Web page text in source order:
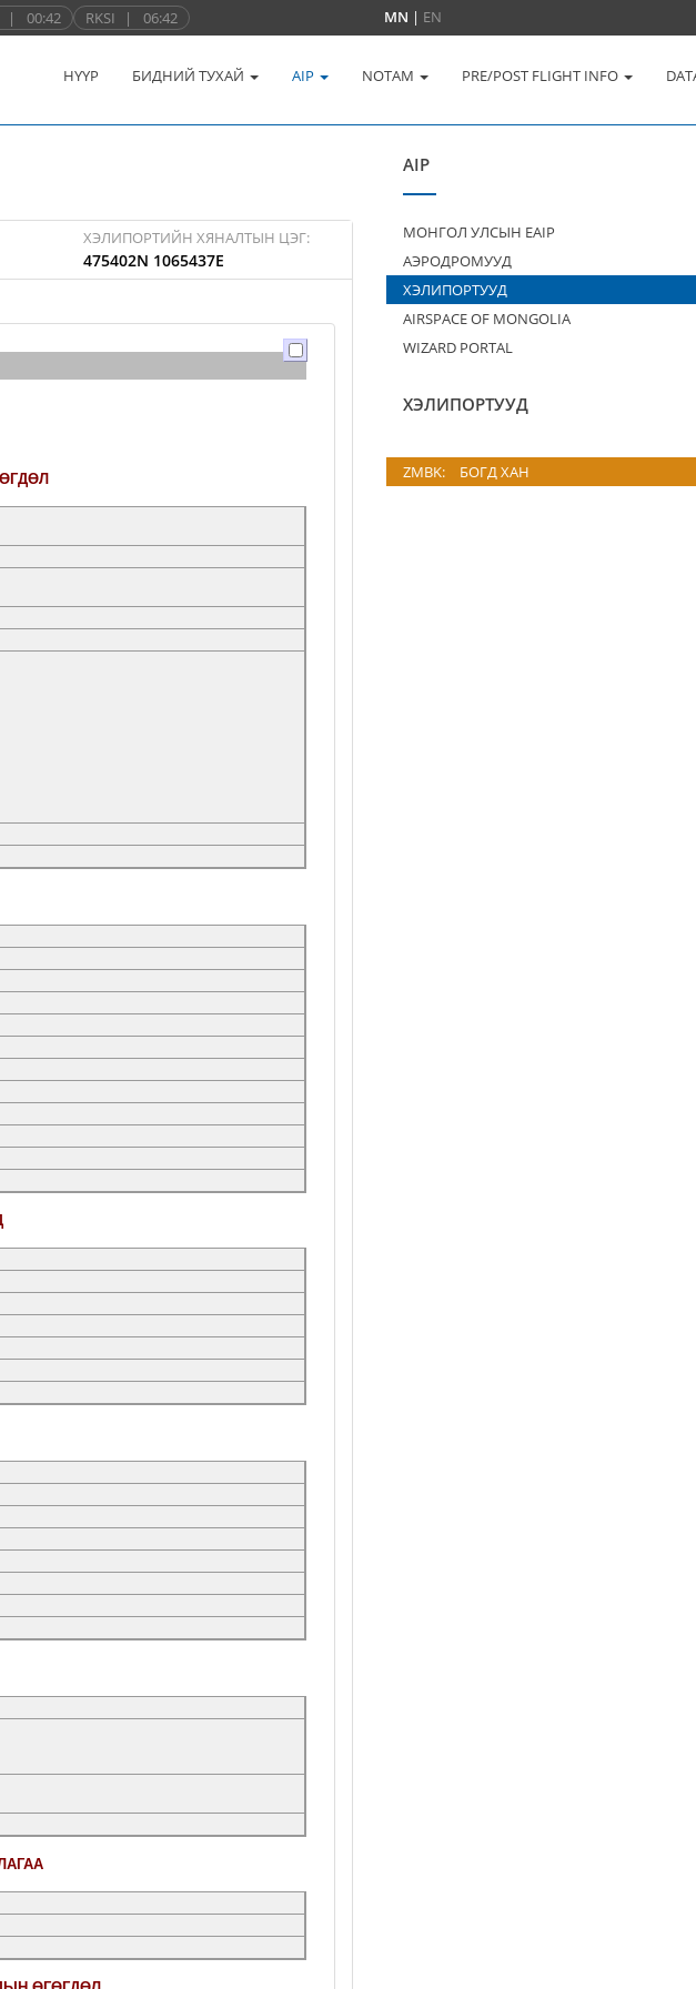
| 00:42 RKSI | 06:42 MN | EN
НҮҮР БИДНИЙ ТУХАЙ AIP NOTAM PRE/POST FLIGHT INFO
ХЭЛИПОРТИЙН ХЯНАЛТЫН ЦЭГ:
475402N 1065437E
AIP
МОНГОЛ УЛСЫН EAIP
АЭРОДРОМУУД
ХЭЛИПОРТУУД
AIRSPACE OF MONGOLIA
WIZARD PORTAL
ХЭЛИПОРТУУД
ZMBK: БОГД ХАН